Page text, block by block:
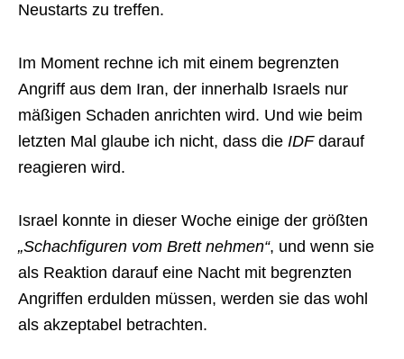
Neustarts zu treffen.
Im Moment rechne ich mit einem begrenzten
Angriff aus dem Iran, der innerhalb Israels nur
mäßigen Schaden anrichten wird. Und wie beim
letzten Mal glaube ich nicht, dass die IDFdarauf
reagieren wird.
Israel konnte in dieser Woche einige der größten
„Schachfiguren vom Brett nehmen“, und wenn sie
als Reaktion darauf eine Nacht mit begrenzten
Angriffen erdulden müssen, werden sie das wohl
als akzeptabel betrachten.